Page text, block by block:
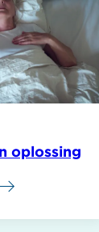
oplossing